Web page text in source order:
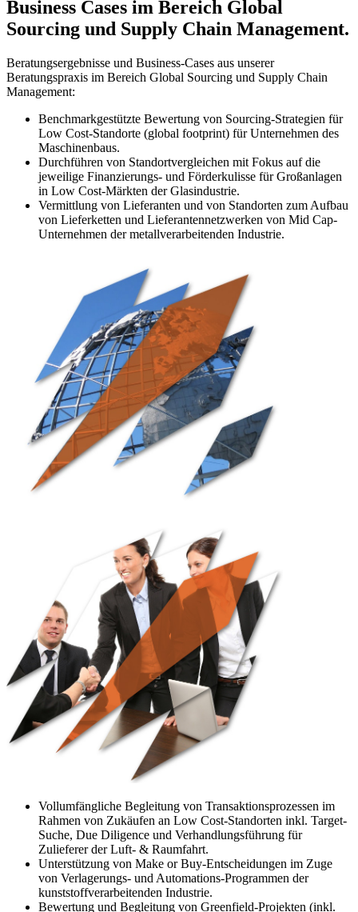
Business Cases im Bereich Global
Sourcing und Supply Chain Management.
Beratungsergebnisse und Business-Cases aus unserer
Beratungspraxis im Bereich Global Sourcing und Supply Chain
Management:
Benchmarkgestützte Bewertung von Sourcing-Strategien für
Low Cost-Standorte (global footprint) für Unternehmen des
Maschinenbaus.
Durchführen von Standortvergleichen mit Fokus auf die
jeweilige Finanzierungs- und Förderkulisse für Großanlagen
in Low Cost-Märkten der Glasindustrie.
Vermittlung von Lieferanten und von Standorten zum Aufbau
von Lieferketten und Lieferantennetzwerken von Mid Cap-
Unternehmen der metallverarbeitenden Industrie.
Vollumfängliche Begleitung von Transaktionsprozessen im
Rahmen von Zukäufen an Low Cost-Standorten inkl. Target-
Suche, Due Diligence und Verhandlungsführung für
Zulieferer der Luft- & Raumfahrt.
Unterstützung von Make or Buy-Entscheidungen im Zuge
von Verlagerungs- und Automations-Programmen der
kunststoffverarbeitenden Industrie.
Bewertung und Begleitung von Greenfield-Projekten (inkl.